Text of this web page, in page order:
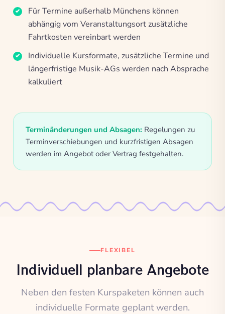
Für Termine außerhalb Münchens können
abhängig vom Veranstaltungsort zusätzliche
Fahrtkosten vereinbart werden
Individuelle Kursformate, zusätzliche Termine und
längerfristige Musik-AGs werden nach Absprache
kalkuliert
Terminänderungen und Absagen: Regelungen zu
Terminverschiebungen und kurzfristigen Absagen
werden im Angebot oder Vertrag festgehalten.
FLEXIBEL
Individuell planbare Angebote
Neben den festen Kurspaketen können auch
individuelle Formate geplant werden.